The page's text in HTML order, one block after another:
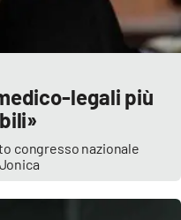
legali più
congresso nazionale